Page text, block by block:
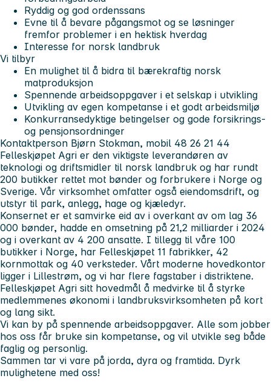
Ryddig og god ordenssans
Evne til å bevare pågangsmot og se løsninger
fremfor problemer i en hektisk hverdag
Interesse for norsk landbruk
Vi tilbyr
En mulighet til å bidra til bærekraftig norsk
matproduksjon
Spennende arbeidsoppgaver i et selskap i utvikling
Utvikling av egen kompetanse i et godt arbeidsmiljø
Konkurransedyktige betingelser og gode forsikrings-
og pensjonsordninger
Kontaktperson Bjørn Stokman, mobil 48 26 21 44
Felleskjøpet Agri er den viktigste leverandøren av
teknologi og driftsmidler til norsk landbruk og har rundt
200 butikker rettet mot bønder og forbrukere i Norge og
Sverige. Vår virksomhet omfatter også eiendomsdrift, og
utstyr til park, anlegg, hage og kjæledyr.
Konsernet er et samvirke eid av i overkant av om lag 36
000 bønder, hadde en omsetning på 21,2 milliarder i 2024
og i overkant av 4 200 ansatte. I tillegg til våre 100
butikker i Norge, har Felleskjøpet 11 fabrikker, 42
kornmottak og 40 verksteder. Vårt moderne hovedkontor
ligger i Lillestrøm, og vi har flere fagstaber i distriktene.
Felleskjøpet Agri sitt hovedmål å medvirke til å styrke
medlemmenes økonomi i landbruksvirksomheten på kort
og lang sikt.
Vi kan by på spennende arbeidsoppgaver. Alle som jobber
hos oss får bruke sin kompetanse, og vil utvikle seg både
faglig og personlig.
Sammen tar vi vare på jorda, dyra og framtida. Dyrk
mulighetene med oss!